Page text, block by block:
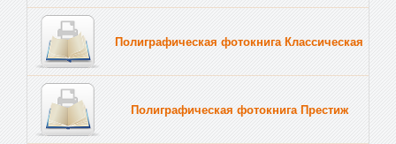
Полиграфическая фотокнига Классическая
Полиграфическая фотокнига Престиж